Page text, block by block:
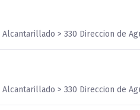
> 330 Direccion de
> 330 Direccion de